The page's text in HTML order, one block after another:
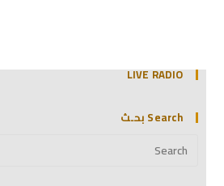
LIVE RADIO
Search بحـث